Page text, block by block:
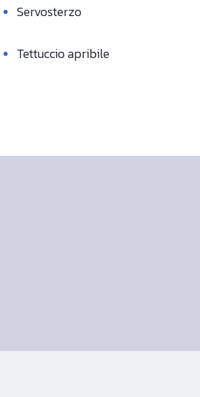
• Servosterzo
• Tettuccio apribile